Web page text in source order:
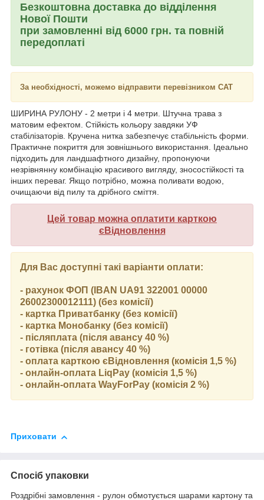
Безкоштовна доставка до відділення
Нової Пошти
при замовленні від 6000 грн. та повній
передоплаті
За необхідності, можемо відправити перевізником САТ
ШИРИНА РУЛОНУ - 2 метри і 4 метри. Штучна трава з
матовим ефектом. Стійкість кольору завдяки УФ
стабілізаторів. Кручена нитка забезпечує стабільність форми.
Практичне покриття для зовнішнього використання. Ідеально
підходить для ландшафтного дизайну, пропонуючи
незрівнянну комбінацію красивого вигляду, зносостійкості та
інших переваг. Якщо потрібно, можна поливати водою,
очищаючи від пилу та дрібного сміття.
Цей товар можна оплатити карткою
єВідновлення
Для Вас доступні такі варіанти оплати:
- рахунок ФОП (IBAN UA91 322001 00000
26002300012111) (без комісії)
- картка Приватбанку (без комісії)
- картка Монобанку (без комісії)
- післяплата (після авансу 40 %)
- готівка (після авансу 40 %)
- оплата карткою єВідновлення (комісія 1,5 %)
- онлайн-оплата LiqPay (комісія 1,5 %)
- онлайн-оплата WayForPay (комісія 2 %)
Приховати
Спосіб упаковки
Роздрібні замовлення - рулон обмотується шарами картону та